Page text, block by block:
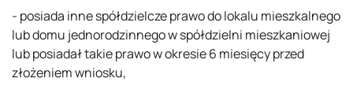
- posiada inne spółdzielcze prawo do lokalu mieszkalnego
lub domu jednorodzinnego w spółdzielni mieszkaniowej
lub posiadał takie prawo w okresie 6 miesięcy przed
złożeniem wniosku,